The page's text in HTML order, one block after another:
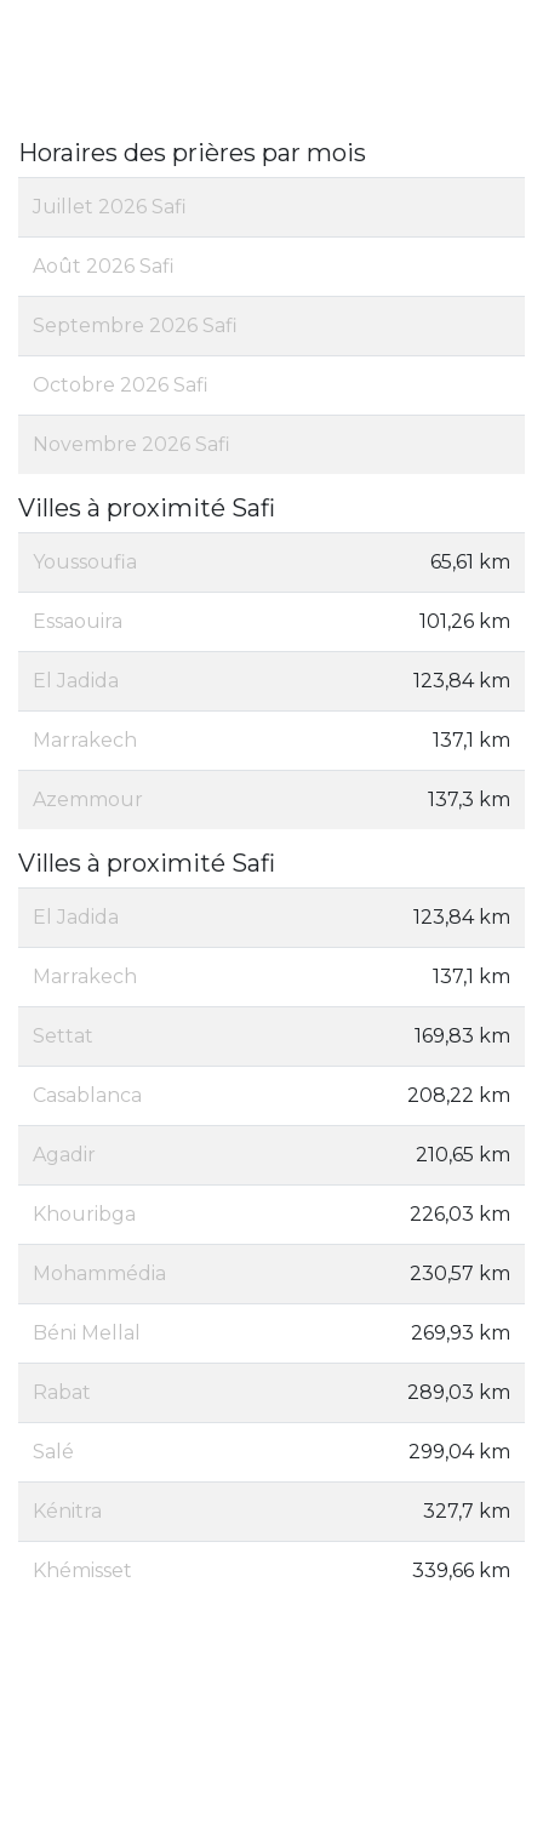
Horaires des prières par mois
Juillet 2026 Safi
Août 2026 Safi
Septembre 2026 Safi
Octobre 2026 Safi
Novembre 2026 Safi
Villes à proximité Safi
Youssoufia 65,61 km
Essaouira 101,26 km
El Jadida 123,84 km
Marrakech 137,1 km
Azemmour 137,3 km
Villes à proximité Safi
El Jadida 123,84 km
Marrakech 137,1 km
Settat 169,83 km
Casablanca 208,22 km
Agadir 210,65 km
Khouribga 226,03 km
Mohammédia 230,57 km
Béni Mellal 269,93 km
Rabat 289,03 km
Salé 299,04 km
Kénitra 327,7 km
Khémisset 339,66 km